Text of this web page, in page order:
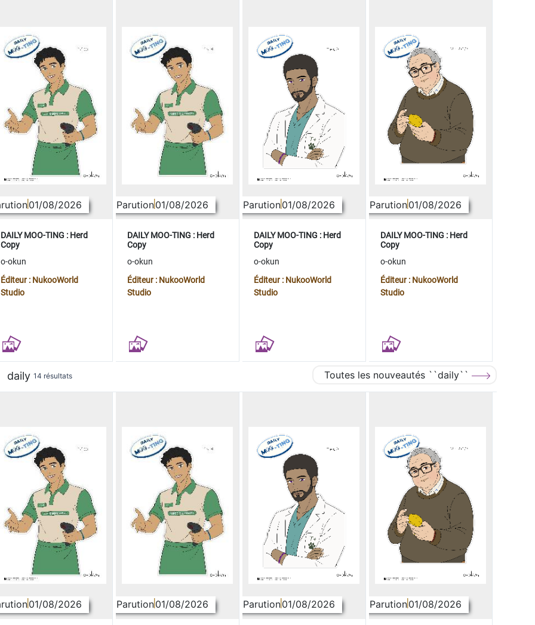
01/08/2026
DAILY MOO-TING : Herd
Copy
o-okun
Éditeur : NukooWorld
Studio
Parution01/08/2026
DAILY MOO-TING : Herd
Copy
o-okun
Éditeur : NukooWorld
Studio
Parution01/08/2026
DAILY MOO-TING : Herd
Copy
o-okun
Éditeur : NukooWorld
Studio
Parution01/08/2026
DAILY MOO-TING : Herd
Copy
o-okun
Éditeur : NukooWorld
Studio
daily 14 résultats Toutes les nouveautés ``daily``
01/08/2026 Parution01/08/2026 Parution01/08/2026 Parution01/08/2026